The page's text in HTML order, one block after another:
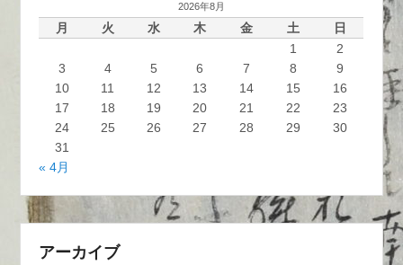
2026年8月
月 火 水 木 金 土
日
1
2
3
4 5 6 7 8
9
10
11 12 13 14 15
16
17
18 19 20 21 22
23
24
25 26 27 28 29
30
31
« 4月
アーカイブ